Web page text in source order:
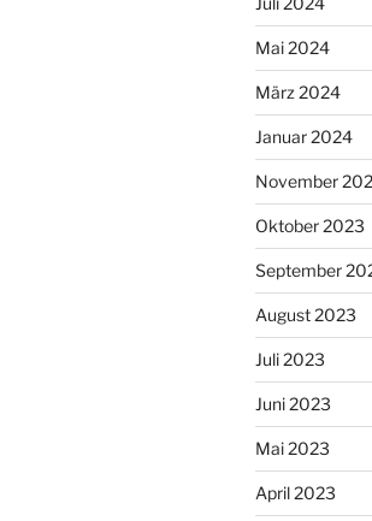
Mai 2024
März 2024
Januar 2024
November
Oktober 2023
September
August 2023
Juli 2023
Juni 2023
Mai 2023
April 2023